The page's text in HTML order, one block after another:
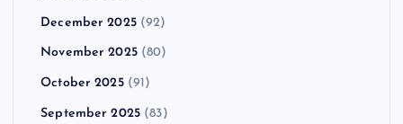
December 2025(92)
November 2025(80)
October 2025(91)
September 2025 (83)